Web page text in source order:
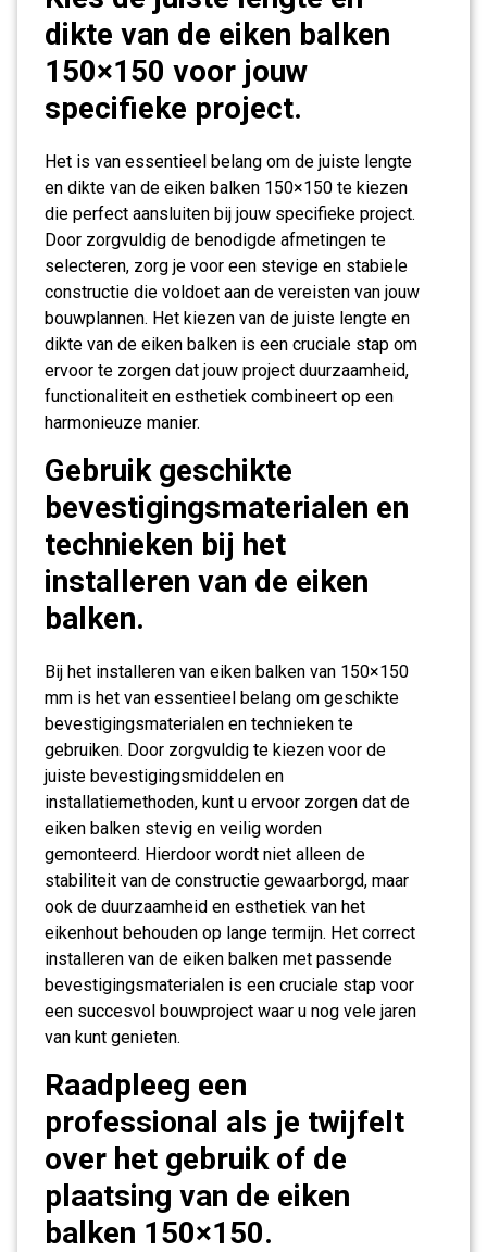
dikte van de eiken balken
150×150 voor jouw
specifieke project.
Het is van essentieel belang om de juiste lengte
en dikte van de eiken balken 150×150 te kiezen
die perfect aansluiten bij jouw specifieke project.
Door zorgvuldig de benodigde afmetingen te
selecteren, zorg je voor een stevige en stabiele
constructie die voldoet aan de vereisten van jouw
bouwplannen. Het kiezen van de juiste lengte en
dikte van de eiken balken is een cruciale stap om
ervoor te zorgen dat jouw project duurzaamheid,
functionaliteit en esthetiek combineert op een
harmonieuze manier.
Gebruik geschikte
bevestigingsmaterialen en
technieken bij het
installeren van de eiken
balken.
Bij het installeren van eiken balken van 150×150
mm is het van essentieel belang om geschikte
bevestigingsmaterialen en technieken te
gebruiken. Door zorgvuldig te kiezen voor de
juiste bevestigingsmiddelen en
installatiemethoden, kunt u ervoor zorgen dat de
eiken balken stevig en veilig worden
gemonteerd. Hierdoor wordt niet alleen de
stabiliteit van de constructie gewaarborgd, maar
ook de duurzaamheid en esthetiek van het
eikenhout behouden op lange termijn. Het correct
installeren van de eiken balken met passende
bevestigingsmaterialen is een cruciale stap voor
een succesvol bouwproject waar u nog vele jaren
van kunt genieten.
Raadpleeg een
professional als je twijfelt
over het gebruik of de
plaatsing van de eiken
balken 150×150.